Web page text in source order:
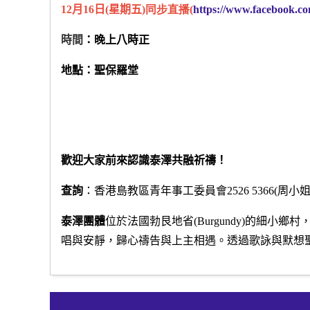
12月16 日 (星期五)同步直播(https://
時間 ：晚上八時正
地點：聖保羅堂
歡迎大家前來認識泰澤共融祈禱！
查詢 ：香港島教區青年事工委員會2526 5366(周小姐
泰澤團體位於法國勃艮地省(Burgundy)的細小鄉村
唱與安靜，歸心禱告與上主相遇。透過歌詠與默想